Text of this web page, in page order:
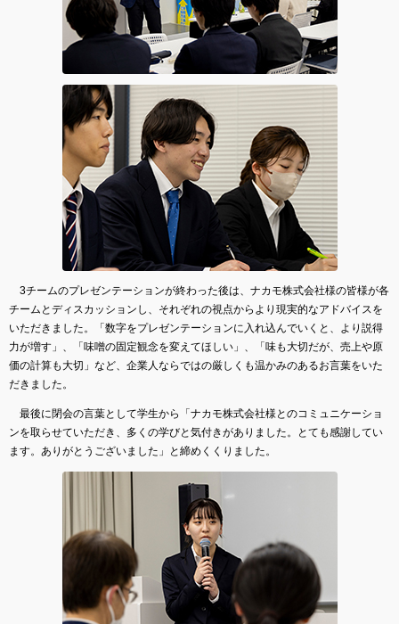
3チームのプレゼンテーションが終わった後は、ナカモ株式会社様の皆様が各
チームとディスカッションし、それぞれの視点からより現実的なアドバイスを
いただきました。「数字をプレゼンテーションに入れ込んでいくと、より説得
力が増す」、「味噌の固定観念を変えてほしい」、「味も大切だが、売上や原
価の計算も大切」など、企業人ならではの厳しくも温かみのあるお言葉をいた
だきました。
最後に閉会の言葉として学生から「ナカモ株式会社様とのコミュニケーショ
ンを取らせていただき、多くの学びと気付きがありました。とても感謝してい
ます。ありがとうございました」と締めくくりました。